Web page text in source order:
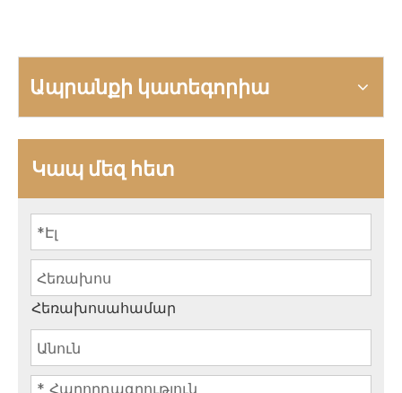
Ապրանքի կատեգորիա
Կապ մեզ հետ
Հեռախոսահամար